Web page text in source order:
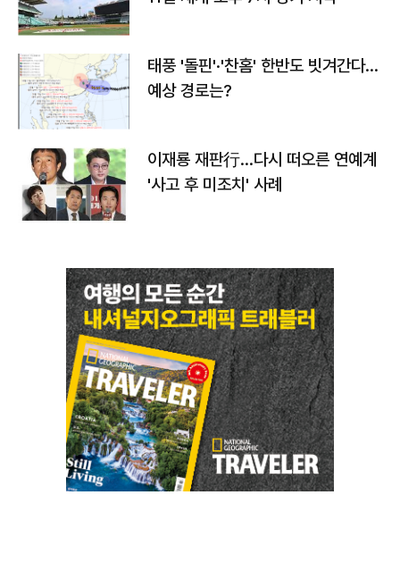
태풍 '돌핀'·'찬홈' 한반도 빗겨간다…
예상 경로는?
이재룡 재판行…다시 떠오른 연예계
'사고 후 미조치' 사례